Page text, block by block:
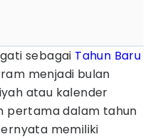
sebagai Tahun Baru
menjadi bulan
atau kalender
pertama dalam tahun
memiliki